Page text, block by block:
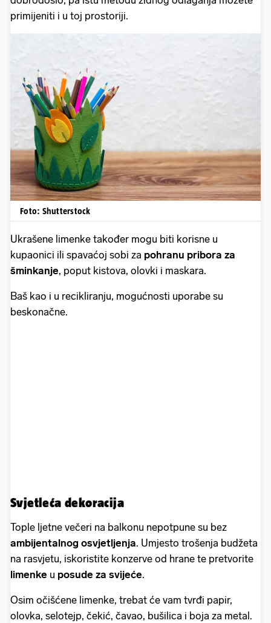
primijeniti i u toj prostoriji.
Foto: Shutterstock
Ukrašene limenke također mogu biti korisne u
kupaonici ili spavaćoj sobi za pohranu pribora za
šminkanje, poput kistova, olovki i maskara.
Baš kao i u recikliranju, mogućnosti uporabe su
beskonačne.
Svjetleća dekoracija
Tople ljetne večeri na balkonu nepotpune su bez
ambijentalnog osvjetljenja. Umjesto trošenja budžeta
na rasvjetu, iskoristite konzerve od hrane te pretvorite
limenke u posude za svijeće.
Osim očišćene limenke, trebat će vam tvrđi papir,
olovka, selotejp, čekić, čavao, bušilica i boja za metal.